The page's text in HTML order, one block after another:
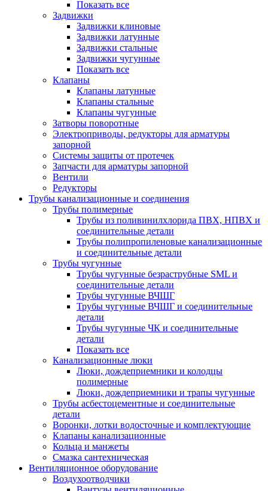
Показать все
Задвижки
Задвижки клиновые
Задвижки латунные
Задвижки стальные
Задвижки чугунные
Показать все
Клапаны
Клапаны латунные
Клапаны стальные
Клапаны чугунные
Затворы поворотные
Электроприводы, редукторы для арматуры
запорной
Системы защиты от протечек
Запчасти для арматуры запорной
Вентили
Редукторы
Трубы канализационные и соединения
Трубы полимерные
Трубы из поливинилхлорида ПВХ, НПВХ и
соединительные детали
Трубы полипропиленовые канализационные
и соединительные детали
Трубы чугунные
Трубы чугунные безраструбные SML и
соединительные детали
Трубы чугунные ВЧШГ
Трубы чугунные ВЧШГ и соединительные
детали
Трубы чугунные ЧК и соединительные
детали
Показать все
Канализационные люки
Люки, дождеприемники и колодцы
полимерные
Люки, дождеприемники и трапы чугунные
Трубы асбестоцементные и соединительные
детали
Воронки, лотки водосточные и комплектующие
Клапаны канализационные
Кольца и манжеты
Смазка сантехническая
Вентиляционное оборудование
Воздухоотводчики